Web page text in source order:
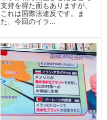
支持を得た面もありますが、
これは国際法違反です。ま
た、今回のイラ...